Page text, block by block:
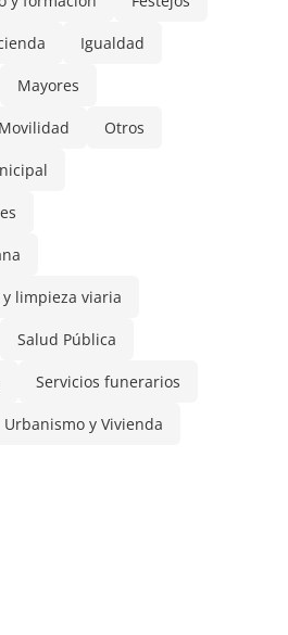
Igualdad
Mayores
Movilidad Otros
limpieza viaria
Salud Pública
Servicios funerarios
Urbanismo y Vivienda